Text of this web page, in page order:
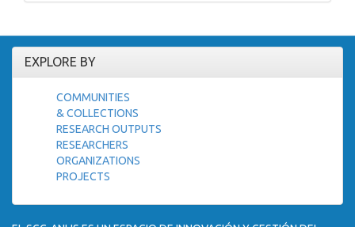
EXPLORE BY
COMMUNITIES
& COLLECTIONS
RESEARCH OUTPUTS
RESEARCHERS
ORGANIZATIONS
PROJECTS